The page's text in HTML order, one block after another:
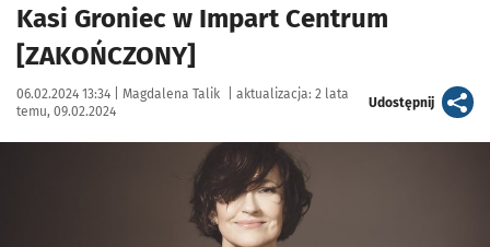
Kasi Groniec w Impart Centrum
[ZAKOŃCZONY]
Data publikacji:
06.02.2024 13:34 | Autor:
Magdalena Talik aktualizacja: 2 lata
temu, 09.02.2024
Udostępnijartykuł